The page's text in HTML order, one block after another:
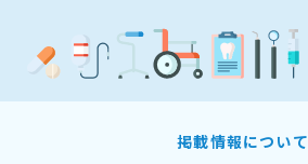
掲載情報について